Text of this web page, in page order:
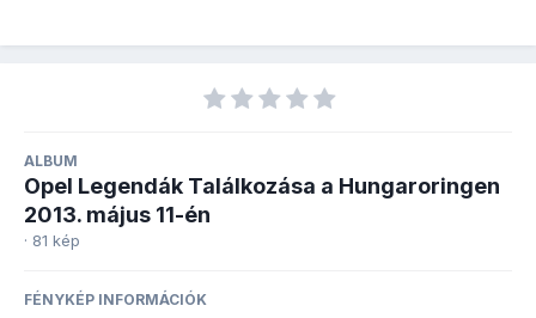
ALBUM
Opel Legendák Találkozása a Hungaroringen
2013. május 11-én
· 81 kép
FÉNYKÉP INFORMÁCIÓK